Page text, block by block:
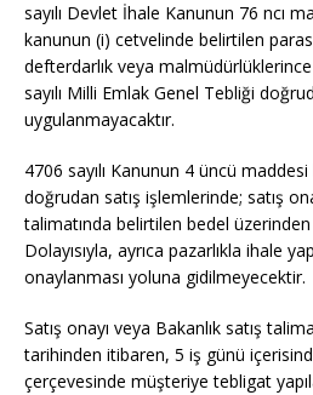
sayılı Devlet İhale Kanunun 76 ncı
kanunun (i) cetvelinde belirtilen
defterdarlık veya malmüdürlüklerince
sayılı Milli Emlak Genel Tebliği
uygulanmayacaktır.
4706 sayılı Kanunun 4 üncü
doğrudan satış işlemlerinde; satış
talimatında belirtilen bedel
Dolayısıyla, ayrıca pazarlıkla ihale
onaylanması yoluna gidilmeyecektir.
Satış onayı veya Bakanlık satış
tarihinden itibaren, 5 iş günü
çerçevesinde müşteriye tebligat